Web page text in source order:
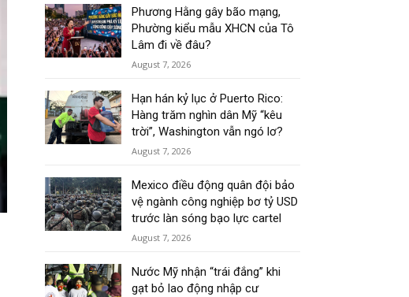
Phương Hằng gây bão mạng,
Phường kiểu mẫu XHCN của Tô
Lâm đi về đâu?
August 7, 2026
Hạn hán kỷ lục ở Puerto Rico:
Hàng trăm nghìn dân Mỹ “kêu
trời”, Washington vẫn ngó lơ?
August 7, 2026
Mexico điều động quân đội bảo
vệ ngành công nghiệp bơ tỷ USD
trước làn sóng bạo lực cartel
August 7, 2026
Nước Mỹ nhận “trái đắng” khi
gạt bỏ lao động nhập cư